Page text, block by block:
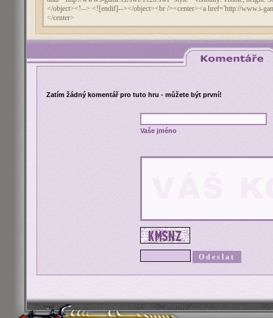
Zatím žádný komentář pro tuto hru - můžete být první!
Vaše jméno